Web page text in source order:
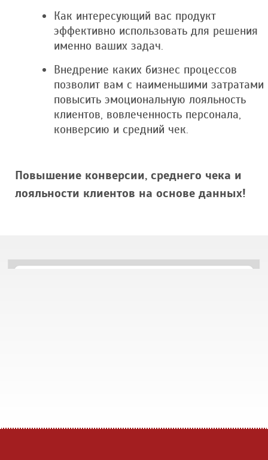
Как интересующий вас продукт
эффективно использовать для решения
именно ваших задач.
Внедрение каких бизнес процессов
позволит вам с наименьшими затратами
повысить эмоциональную лояльность
клиентов, вовлеченность персонала,
конверсию и средний чек.
Повышение конверсии, среднего чека и
лояльности клиентов на основе данных!